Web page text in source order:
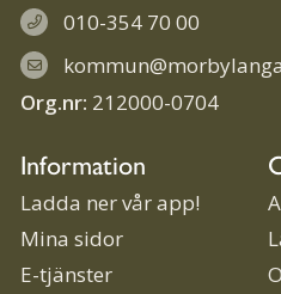
010-354 70 00
Org.nr: 212000-0704
Information
Ladda ner vår app!
Mina sidor
E-tjänster